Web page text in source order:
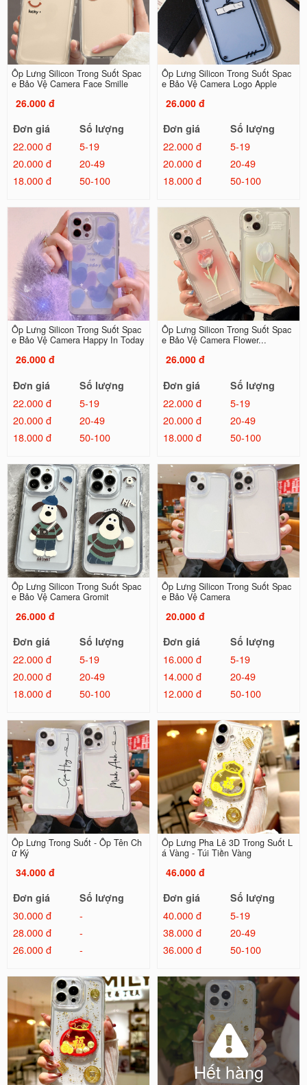
Ốp Lưng Silicon Trong Suốt Spac
e Bảo Vệ Camera Face Smille
26.000 đ
Đơn giá
Số lượng
22.000 đ
5-19
20.000 đ
20-49
18.000 đ
50-100
Ốp Lưng Silicon Trong Suốt Spac
e Bảo Vệ Camera Logo Apple
26.000 đ
Đơn giá
Số lượng
22.000 đ
5-19
20.000 đ
20-49
18.000 đ
50-100
Ốp Lưng Silicon Trong Suốt Spac
e Bảo Vệ Camera Happy In Today
26.000 đ
Đơn giá
Số lượng
22.000 đ
5-19
20.000 đ
20-49
18.000 đ
50-100
Ốp Lưng Silicon Trong Suốt Spac
e Bảo Vệ Camera Flower...
26.000 đ
Đơn giá
Số lượng
22.000 đ
5-19
20.000 đ
20-49
18.000 đ
50-100
Ốp Lưng Silicon Trong Suốt Spac
e Bảo Vệ Camera Gromit
26.000 đ
Đơn giá
Số lượng
22.000 đ
5-19
20.000 đ
20-49
18.000 đ
50-100
Ốp Lưng Silicon Trong Suốt Spac
e Bảo Vệ Camera
20.000 đ
Đơn giá
Số lượng
16.000 đ
5-19
14.000 đ
20-49
12.000 đ
50-100
Ốp Lưng Trong Suốt - Ốp Tên Ch
ữ Ký
34.000 đ
Đơn giá
Số lượng
30.000 đ
-
28.000 đ
-
26.000 đ
-
Ốp Lưng Pha Lê 3D Trong Suốt L
á Vàng - Túi Tiền Vàng
46.000 đ
Đơn giá
Số lượng
40.000 đ
5-19
38.000 đ
20-49
36.000 đ
50-100
Hết hàng